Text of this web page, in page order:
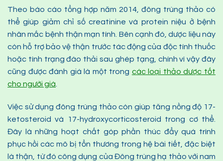
Theo báo cáo tổng hợp năm 2014, đông trùng thảo có
thể giúp giảm chỉ số creatinine và protein niệu ở bệnh
nhân mắc bệnh thận mạn tính. Bên cạnh đó, dược liệu này
còn hỗ trợ bảo vệ thận trước tác động của độc tính thuốc
hoặc tình trạng đào thải sau ghép tạng, chính vì vậy đây
cũng được đánh giá là một trong các loại thảo dược tốt
cho người già
Việc sử dụng đông trùng thảo còn giúp tăng nồng độ 17-
ketosteroid và 17-hydroxycorticosteroid trong cơ thể.
Đây là những hoạt chất góp phần thúc đẩy quá trình
phục hồi các mô bị tổn thương trong hệ bài tiết, đặc biệt
là thận, từ đó công dụng của Đông trùng hạ thảo với nam